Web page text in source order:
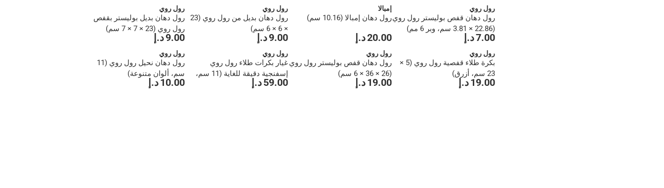
رول روي
رول دهان قفص بوليستر رول روي
(22.86 × 3.81 سم، وبر 6 مم)
7.00 د.إ
إمبالا
رول دهان إمبالا (10.16 سم)
20.00 د.إ
رول روي
رول دهان بديل من رول روي (23
× 6 × 6 سم)
9.00 د.إ
رول روي
رول دهان بديل بوليستر بقفص
رول روي (23 × 7 × 7 سم)
9.00 د.إ
رول روي
بكرة طلاء قفصية رول روي (5 ×
23 سم، أزرق)
19.00 د.إ
رول روي
رول دهان قفص بوليستر رول روي
(26 × 36 × 6 سم)
19.00 د.إ
رول روي
غيار بكرات طلاء رول روي
إسفنجية دقيقة للغاية (11 سم،
عبوة من 10)
59.00 د.إ
رول روي
رول دهان نحيل رول روي (11
سم، ألوان متنوعة)
10.00 د.إ